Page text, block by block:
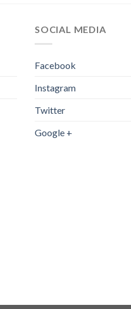
SOCIAL MEDIA
Facebook
Instagram
Twitter
Google +